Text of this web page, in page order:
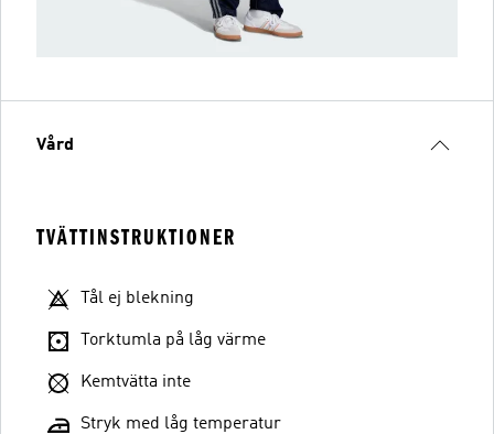
Vård
TVÄTTINSTRUKTIONER
Tål ej blekning
Torktumla på låg värme
Kemtvätta inte
Stryk med låg temperatur